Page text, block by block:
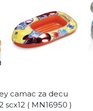
camac za decu
scx12 ( MN16950 )